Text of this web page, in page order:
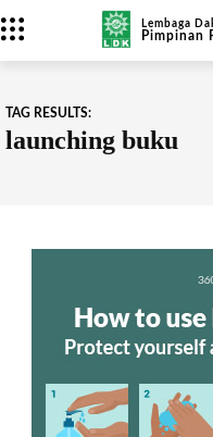
Lembaga
Pimpinan
TAG RESULTS:
launching buku